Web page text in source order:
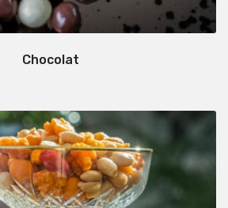
Chocolat